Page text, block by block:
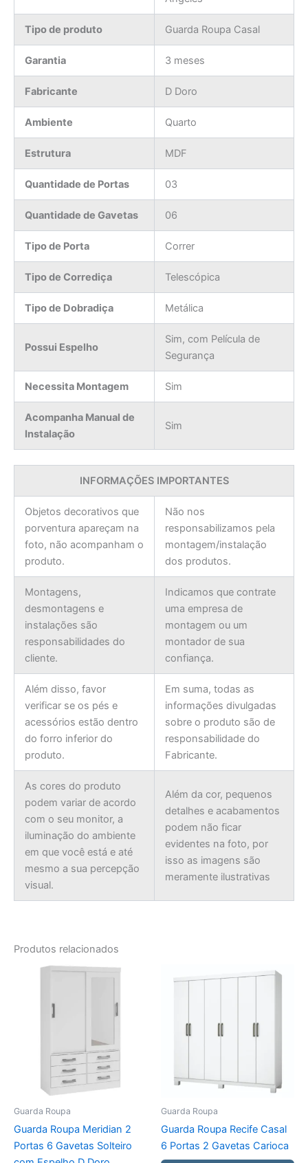
Tipo de produto Guarda Roupa Casal
Garantia 3 meses
Fabricante D Doro
Ambiente Quarto
Estrutura MDF
Quantidade de Portas 03
Quantidade de Gavetas 06
Tipo de Porta Correr
Tipo de Corrediça Telescópica
Tipo de Dobradiça Metálica
Possui Espelho
Sim, com Película de
Segurança
Necessita Montagem Sim
Acompanha Manual de
Instalação
Sim
INFORMAÇÕES IMPORTANTES
Objetos decorativos que
porventura apareçam na
foto, não acompanham o
produto.
Não nos
responsabilizamos pela
montagem/instalação
dos produtos.
Montagens,
desmontagens e
instalações são
responsabilidades do
cliente.
Indicamos que contrate
uma empresa de
montagem ou um
montador de sua
confiança.
Além disso, favor
verificar se os pés e
acessórios estão dentro
do forro inferior do
produto.
Em suma, todas as
informações divulgadas
sobre o produto são de
responsabilidade do
Fabricante.
As cores do produto
podem variar de acordo
com o seu monitor, a
iluminação do ambiente
em que você está e até
mesmo a sua percepção
visual.
Além da cor, pequenos
detalhes e acabamentos
podem não ficar
evidentes na foto, por
isso as imagens são
meramente ilustrativas
Produtos relacionados
Guarda Roupa
Guarda Roupa Meridian 2
Portas 6 Gavetas Solteiro
Guarda Roupa
Guarda Roupa Recife Casal
6 Portas 2 Gavetas Carioca